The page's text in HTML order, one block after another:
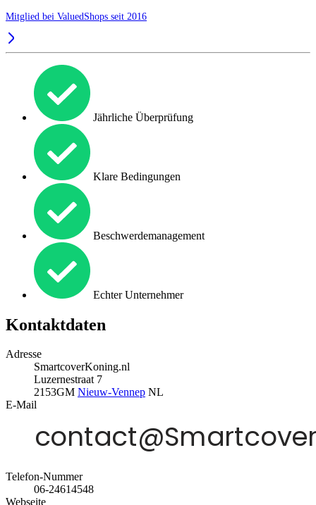
Mitglied bei ValuedShops seit 2016
Jährliche Überprüfung
Klare Bedingungen
Beschwerdemanagement
Echter Unternehmer
Kontaktdaten
Adresse
SmartcoverKoning.nl
Luzernestraat 7
2153GM Nieuw-Vennep NL
E-Mail
Telefon-Nummer
06-24614548
Webseite